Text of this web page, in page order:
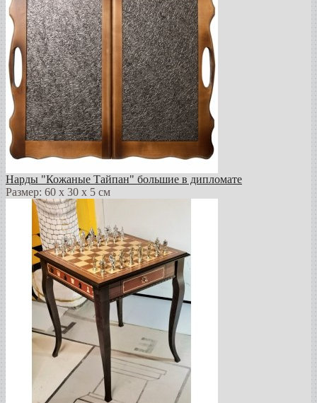
Нарды "Кожаные Тайпан" большие в дипломате
Размер: 60 х 30 х 5 см